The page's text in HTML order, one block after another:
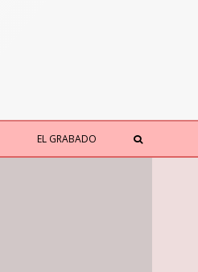
EL GRABADO